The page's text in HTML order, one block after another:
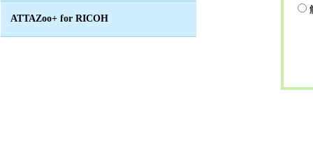
ATTAZoo+ for RICOH